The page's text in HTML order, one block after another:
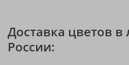
Доставка цветов
России: